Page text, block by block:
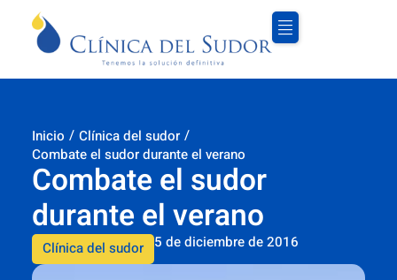
Inicio / Clínica del sudor /
Combate el sudor durante el verano
Combate el sudor
durante el verano
Clínica del sudor 5 de diciembre de 2016